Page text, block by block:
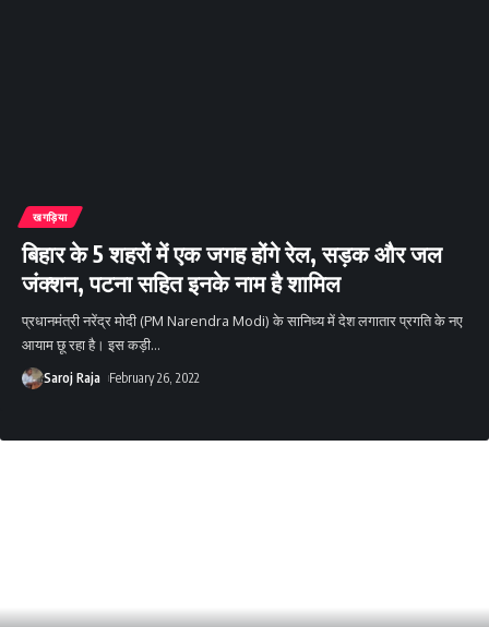
खगड़िया
बिहार के 5 शहरों में एक जगह होंगे रेल, सड़क और जल
जंक्शन, पटना सहित इनके नाम है शामिल
प्रधानमंत्री नरेंद्र मोदी (PM Narendra Modi) के सानिध्य में देश लगातार प्रगति के नए
आयाम छू रहा है। इस कड़ी…
Saroj Raja February 26, 2022